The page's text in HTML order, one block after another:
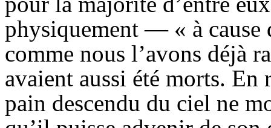
physiquement — « à cause
comme nous l’avons déjà
avaient aussi été morts.
pain descendu du ciel ne